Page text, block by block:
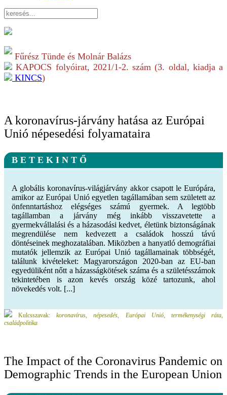
Fűrész Tünde és Molnár Balázs
KAPOCS folyóirat, 2021/1-2. szám (3. oldal, kiadja a
KINCS)
A koronavírus-járvány hatása az Európai
Unió népesedési folyamataira
B E T E K I N T Ő
A globális koronavírus-világjárvány akkor csapott le Európára,
amikor az Európai Unió egyetlen tagállamában sem született az
önfenntartáshoz elégséges számú gyermek. A legtöbb
tagállamban a járvány még inkább visszavetette a
gyermekvállalási és a házasodási kedvet, életünk biztonságának
megrendülése nem kedvezett a családok hosszú távú
döntéseinek meghozatalában. Miközben a hanyatló demográfiai
mutatók jellemzik az Európai Unió tagállamainak többségét,
találunk kivételeket: Magyarországon 2020-ban az EU-ban
egyedüliként nőtt a házasságkötések száma és a születésszámok
tekintetében is azon kevés ország közé tartozunk, ahol
növekedés volt. [...]
Kulcsszavak:koronavírus, népesedés, Európai Unió, termékenységi ráta,
családpolitika
The Impact of the Coronavirus Pandemic on
Demographic Trends in the European Union